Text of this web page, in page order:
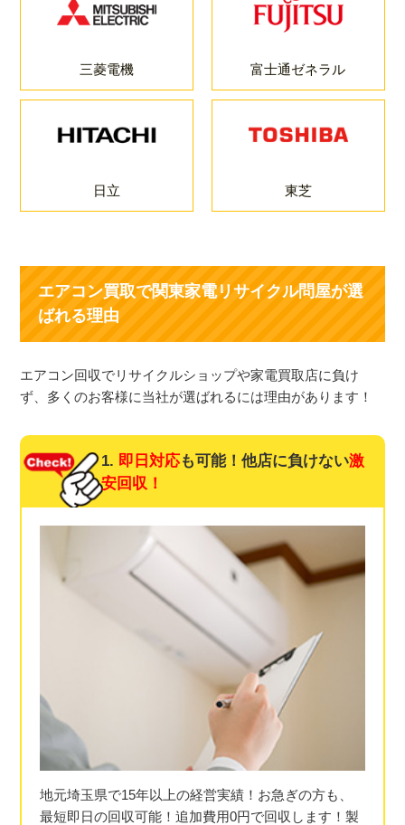
三菱電機 富士通ゼネラル
日立 東芝
エアコン買取で関東家電リサイクル問屋が選
ばれる理由
エアコン回収でリサイクルショップや家電買取店に負け
ず、多くのお客様に当社が選ばれるには理由があります！
1. 即日対応も可能！他店に負けない激
安回収！
地元埼玉県で15年以上の経営実績！お急ぎの方も、
最短即日の回収可能！追加費用0円で回収します！製